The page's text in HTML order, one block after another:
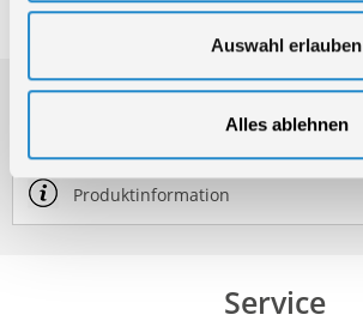
Auswahl erlauben
Alles ablehnen
Downloads
Produktinformation
Service